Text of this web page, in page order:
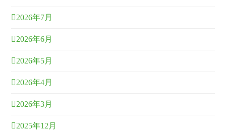
2026年7月
2026年6月
2026年5月
2026年4月
2026年3月
2025年12月